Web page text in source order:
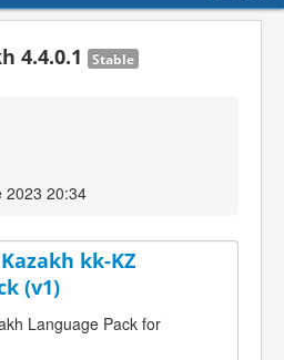
4.4.0.1 Stable
2023 20:34
kk-KZ
(v1)
Language Pack for